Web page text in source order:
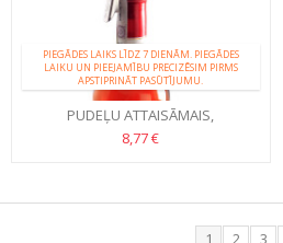
PIEGĀDES LAIKS LĪDZ 7 DIENĀM. PIEGĀDES
LAIKU UN PIEEJAMĪBU PRECIZĒSIM PIRMS
APSTIPRINĀT PASŪTĪJUMU.
PUDEĻU ATTAISĀMAIS,
DAUDZFUNKCIONĀLS
8,77 €
1 2 3